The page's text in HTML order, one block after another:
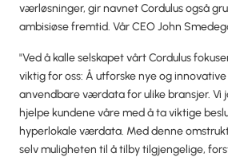
værløsninger, gir navnet Cordulus også
ambisiøse fremtid. Vår CEO John
"Ved å kalle selskapet vårt Cordulus
viktig for oss: Å utforske nye og
anvendbare værdata for ulike bransjer. Vi
hjelpe kundene våre med å ta viktige
hyperlokale værdata. Med denne
selv muligheten til å tilby tilgjengelige,